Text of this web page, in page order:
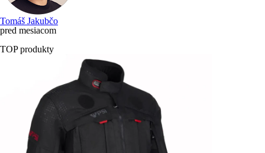
Tomáš Jakubčo
pred mesiacom
TOP produkty